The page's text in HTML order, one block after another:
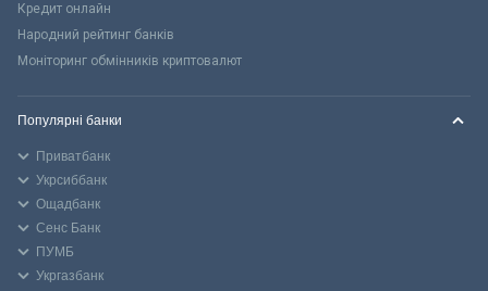
Кредит онлайн
Народний рейтинг банків
Моніторинг обмінників криптовалют
Популярні банки
Приватбанк
Укрсиббанк
Ощадбанк
Сенс Банк
ПУМБ
Укргазбанк